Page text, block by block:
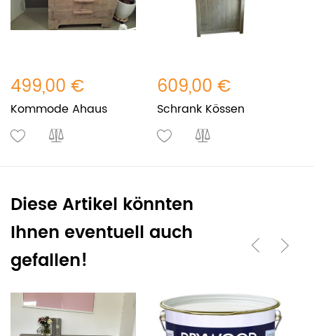
499,00 €
Kommode Ahaus
609,00 €
Schrank Kössen
Diese Artikel könnten
Ihnen eventuell auch
gefallen!